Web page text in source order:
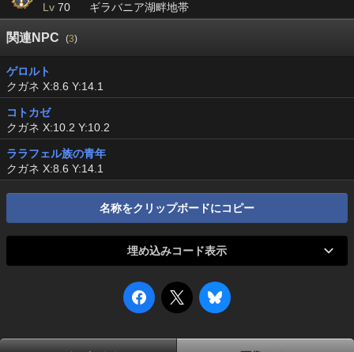
Lv 70 ギラバニア湖畔地帯
関連NPC (3)
ゲロルト
クガネ X:8.6 Y:14.1
コトカゼ
クガネ X:10.2 Y:10.2
ララフェル族の青年
クガネ X:8.6 Y:14.1
名称をクリップボードにコピー
埋め込みコード表示